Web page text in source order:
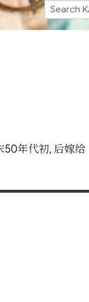
50年代初, 后嫁给